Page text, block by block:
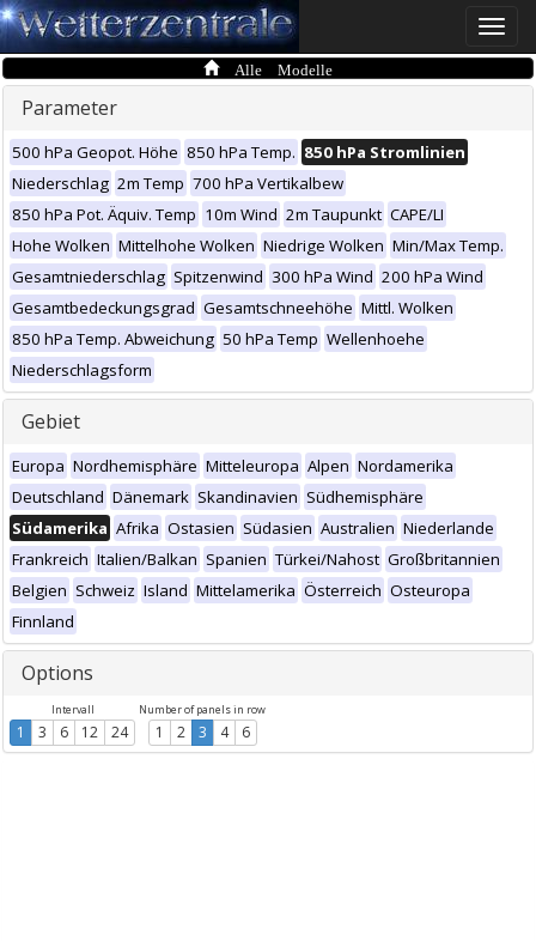
Toggle
Alle Modelle
Parameter
500 hPa Geopot. Höhe 850 hPa Temp. 850 hPa Stromlinien
Niederschlag 2m Temp 700 hPa Vertikalbew
850 hPa Pot. Äquiv. Temp 10m Wind 2m Taupunkt CAPE/LI
Hohe Wolken Mittelhohe Wolken Niedrige Wolken Min/Max Temp.
Gesamtniederschlag Spitzenwind 300 hPa Wind 200 hPa Wind
Gesamtbedeckungsgrad Gesamtschneehöhe Mittl. Wolken
850 hPa Temp. Abweichung 50 hPa Temp Wellenhoehe
Niederschlagsform
Gebiet
Europa Nordhemisphäre Mitteleuropa Alpen Nordamerika
Deutschland Dänemark Skandinavien Südhemisphäre
Südamerika Afrika Ostasien Südasien Australien Niederlande
Frankreich Italien/Balkan Spanien Türkei/Nahost Großbritannien
Belgien Schweiz Island Mittelamerika Österreich Osteuropa
Finnland
Options
Intervall
1 3 6 12 24
Number of panels in row
1 2 3 4 6